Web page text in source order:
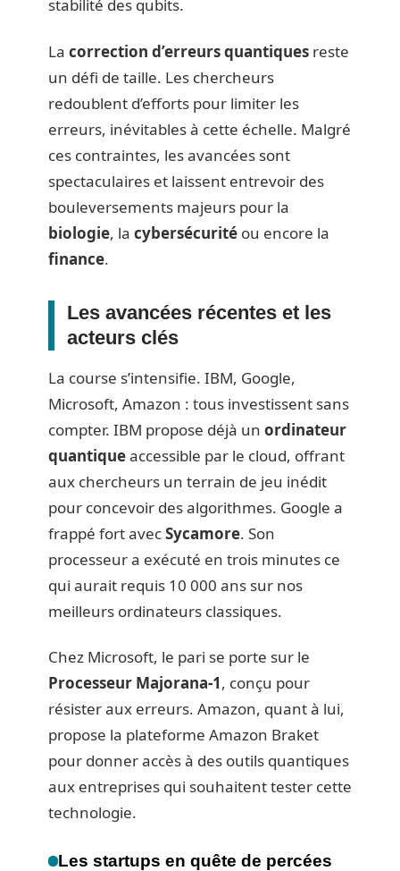
stabilité des qubits.
La correction d’erreurs quantiques reste
un défi de taille. Les chercheurs
redoublent d’efforts pour limiter les
erreurs, inévitables à cette échelle. Malgré
ces contraintes, les avancées sont
spectaculaires et laissent entrevoir des
bouleversements majeurs pour la
biologie, la cybersécurité ou encore la
finance.
Les avancées récentes et les
acteurs clés
La course s’intensifie. IBM, Google,
Microsoft, Amazon : tous investissent sans
compter. IBM propose déjà un ordinateur
quantiqueaccessible par le cloud, offrant
aux chercheurs un terrain de jeu inédit
pour concevoir des algorithmes. Google a
frappé fort avecSycamore. Son
processeur a exécuté en trois minutes ce
qui aurait requis 10 000 ans sur nos
meilleurs ordinateurs classiques.
Chez Microsoft, le pari se porte sur le
Processeur Majorana-1, conçu pour
résister aux erreurs. Amazon, quant à lui,
propose la plateforme Amazon Braket
pour donner accès à des outils quantiques
aux entreprises qui souhaitent tester cette
technologie.
Les startups en quête de percées